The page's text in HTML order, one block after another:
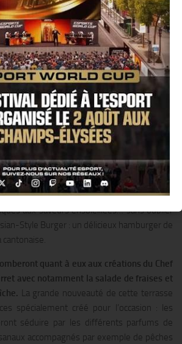
dévoile ses plus beaux atours dès le 2
terrasse située dans l’avant-cour de
par le Chef Exécutif Philippe Labbé
les grandes faims :salades légères et
Salade de crabe au pamplemousse rose,
aux saveurs ensoleillées… sans oublier
Style Burger : un délicieux hamburger de
cantonaise.
quant à eux aux créations du Chef
avec notamment la salade de fraises et
La grande nouveauté de cette terrasse
spécialement créé pour l’occasion : les
séduire par les différents parfums de
accompagnés par exemple de pêches